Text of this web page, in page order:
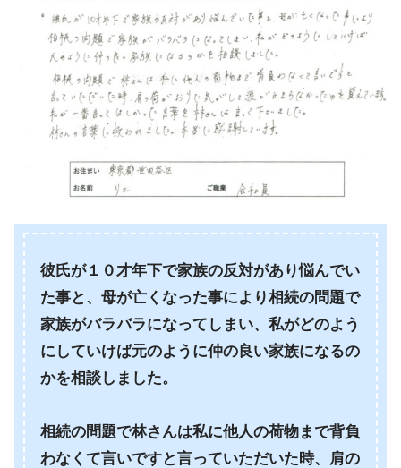
彼氏が１０才年下で家族の反対があり悩んでい
た事と、母が亡くなった事により相続の問題で
家族がバラバラになってしまい、私がどのよう
にしていけば元のように仲の良い家族になるの
かを相談しました。
相続の問題で林さんは私に他人の荷物まで背負
わなくて言いですと言っていただいた時、肩の